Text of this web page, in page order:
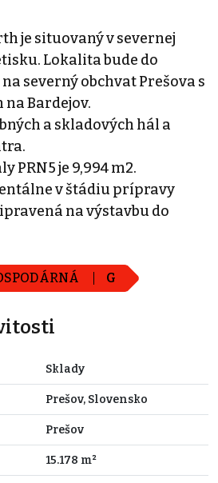
je situovaný v severnej
Lokalita bude do
severný obchvat Prešova s
Bardejov.
a skladových hál a
PRN5 je 9,994 m2.
v štádiu prípravy
na výstavbu do
G
Sklady
Prešov, Slovensko
Prešov
15.178 m²